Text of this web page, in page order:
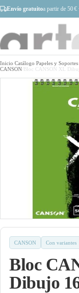
Envío gratuitoa partir de 50 €
Inicio Catálogo Papeles y Soportes
CANSON Bloc CANSON XL
CANSON Con variantes
Bloc
Dibujo